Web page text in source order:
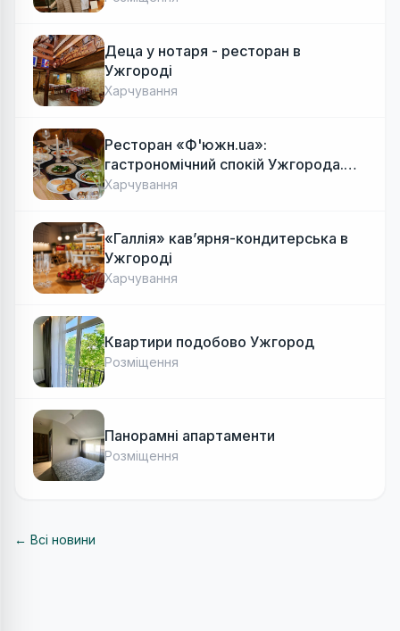
Деца у нотаря - ресторан в
Ужгороді
Харчування
Ресторан «Ф'южн.ua»:
гастрономічний спокій Ужгорода.
Авторська локальна кухня, затишок
Харчування
«Галлія» кав’ярня-кондитерська в
Ужгороді
Харчування
Квартири подобово Ужгород
Розміщення
Панорамні апартаменти
Розміщення
← Всі новини